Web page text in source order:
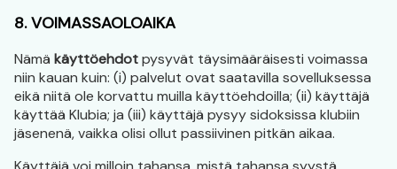
8. VOIMASSAOLOAIKA
Nämä käyttöehdotpysyvät täysimääräisesti voimassa
niin kauan kuin: (i) palvelut ovat saatavilla sovelluksessa
eikä niitä ole korvattu muilla käyttöehdoilla; (ii) käyttäjä
käyttää Klubia; ja (iii) käyttäjä pysyy sidoksissa klubiin
jäsenenä, vaikka olisi ollut passiivinen pitkän aikaa.